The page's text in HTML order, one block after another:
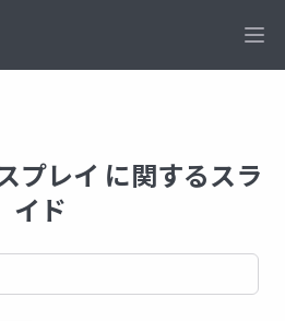
プレイ に関するスラ
イド